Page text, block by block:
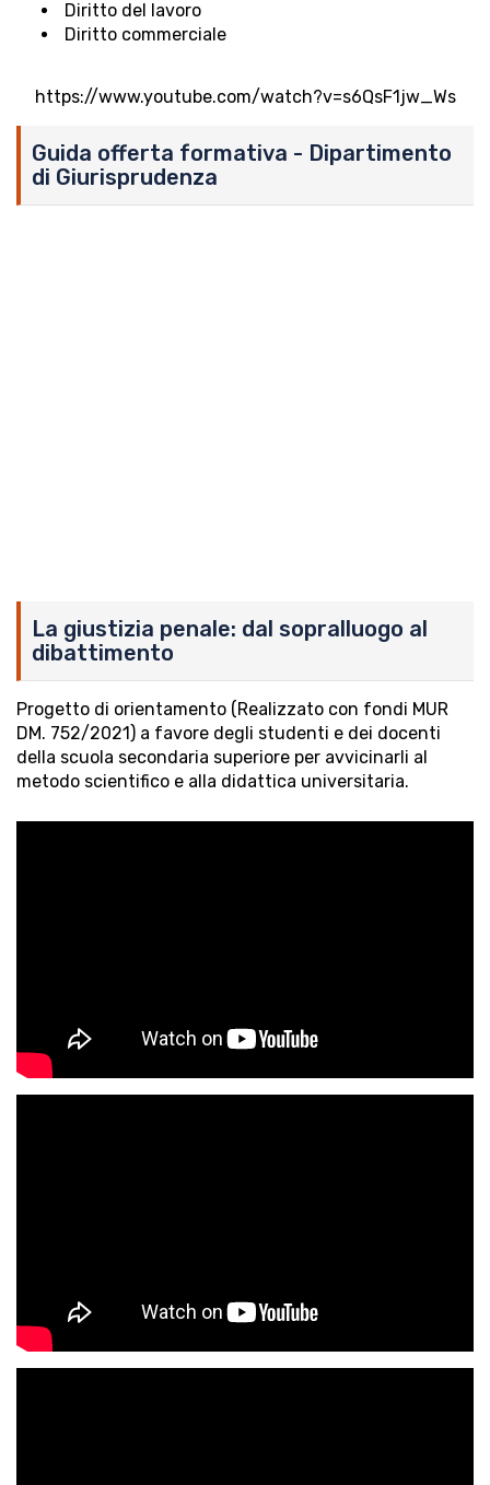
Diritto del lavoro
Diritto commerciale
https://www.youtube.com/watch?v=s6QsF1jw_Ws
Guida offerta formativa - Dipartimento
di Giurisprudenza
La giustizia penale: dal sopralluogo al
dibattimento
Progetto di orientamento (Realizzato con fondi MUR
DM. 752/2021) a favore degli studenti e dei docenti
della scuola secondaria superiore per avvicinarli al
metodo scientifico e alla didattica universitaria.